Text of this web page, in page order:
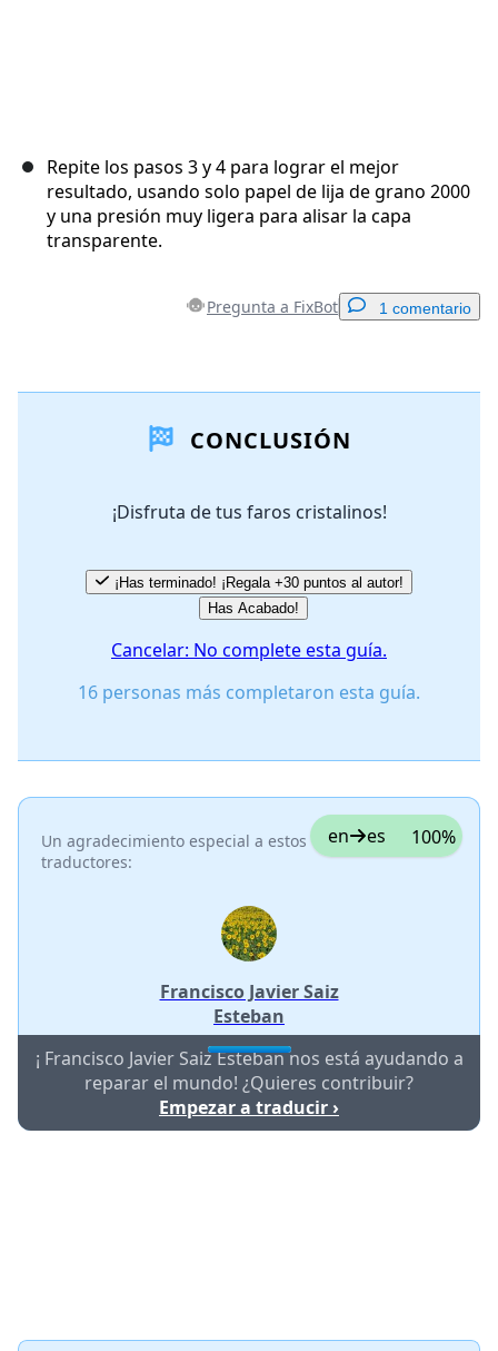
Repite los pasos 3 y 4 para lograr el mejor
resultado, usando solo papel de lija de grano 2000
y una presión muy ligera para alisar la capa
transparente.
Pregunta a FixBot 1 comentario
Agregar ComentarioCONCLUSIÓN
¡Disfruta de tus faros cristalinos!
¡Has terminado! ¡Regala +30 puntos al autor!
Has Acabado!
Cancelar: No complete esta guía.
16 personas más completaron esta guía.
Un agradecimiento especial a estos
traductores:
en es 100%
Francisco Javier Saiz
Esteban
¡ Francisco Javier Saiz Esteban nos está ayudando a
reparar el mundo! ¿Quieres contribuir?
Empezar a traducir ›